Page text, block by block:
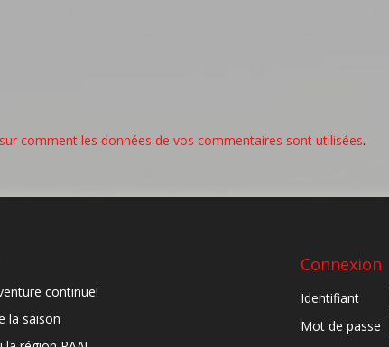
comment les données de vos commentaires sont utilisées.
continue!
la saison
Connexion
Identifiant
Mot de passe